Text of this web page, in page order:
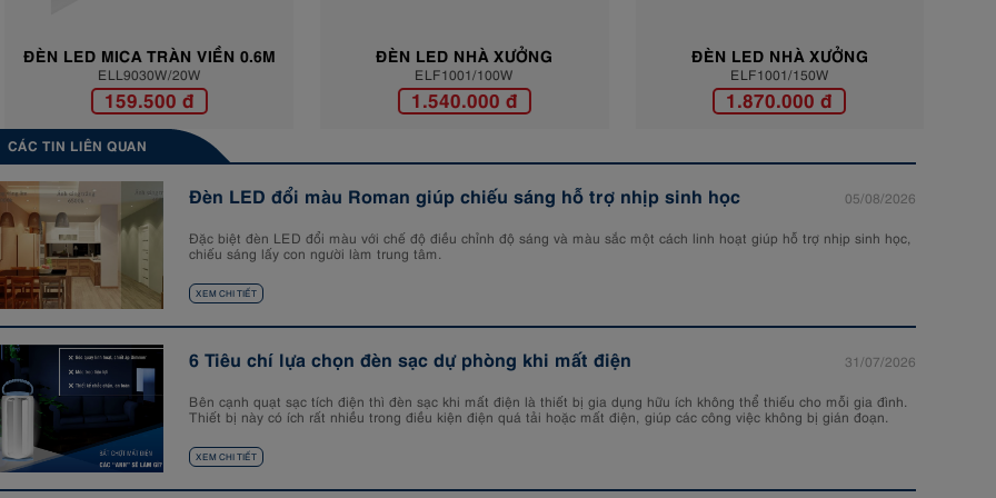
ĐÈN LED MICA TRÀN VIỀN 0.6M
ELL9030W/20W
ELL9030W/20W
159.500 đ
ĐÈN LED NHÀ XƯỞNG
ELF1001/100W
ELF1001/100W
1.540.000 đ
ĐÈN LED NHÀ XƯỞNG
ELF1001/150W
ELF1001/150W
1.870.000 đ
CÁC TIN LIÊN QUAN
Đèn LED đổi màu Roman giúp chiếu sáng hỗ trợ nhịp sinh học 05/08/2026
Đặc biệt đèn LED đổi màu với chế độ điều chỉnh độ sáng và màu sắc một cách linh hoạt giúp hỗ trợ nhịp sinh học,
chiếu sáng lấy con người làm trung tâm.
XEM CHI TIẾT
6 Tiêu chí lựa chọn đèn sạc dự phòng khi mất điện 31/07/2026
Bên cạnh quạt sạc tích điện thì đèn sạc khi mất điện là thiết bị gia dụng hữu ích không thể thiếu cho mỗi gia đình.
Thiết bị này có ích rất nhiều trong điều kiện điện quá tải hoặc mất điện, giúp các công việc không bị gián đoạn.
XEM CHI TIẾT